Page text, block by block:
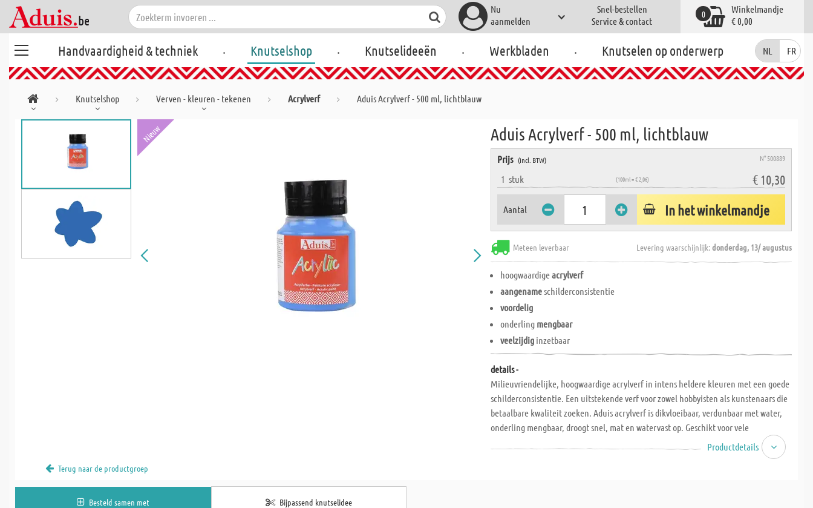
Nu
aanmelden
Snel-bestellen
Service & contact
Winkelmandje
€ 0,00
0
Handvaardigheid & techniek . Knutselshop . Knutselideeën . Werkbladen . Knutselen op onderwerp NL FR
Knutselshop Verven - kleuren - tekenen Acrylverf Aduis Acrylverf - 500 ml, lichtblauw
Nieuw Aduis Acrylverf - 500 ml, lichtblauw
Prijs (incl. BTW) N° 500889
1stuk (100ml = € 2,06) € 10,30
Aantal In het winkelmandje
Meteen leverbaar Levering waarschijnlijk:donderdag, 13/ augustus
hoogwaardigeacrylverf
aangenameschilderconsistentie
voordelig
onderling mengbaar
veelzijdig inzetbaar
details -
Milieuvriendelijke, hoogwaardige acrylverf in intens heldere kleuren met een goede
schilderconsistentie. Een uitstekende verf voor zowel hobbyisten als kunstenaars die
betaalbare kwaliteit zoeken. Aduis acrylverf is dikvloeibaar, verdunbaar met water,
onderling mengbaar, droogt snel, mat en watervast op. Geschikt voor vele
ondergronden zoals papier, karton, canvas, steen, metaal, leer en diverse
Productdetails
Terug naar de productgroep
Besteld samen met Bijpassend knutselidee